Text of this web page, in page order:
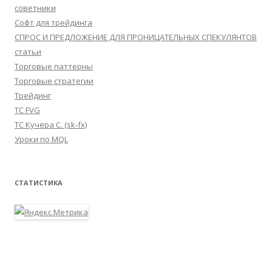
советники
Софт для трейдинга
СПРОС И ПРЕДЛОЖЕНИЕ ДЛЯ ПРОНИЦАТЕЛЬНЫХ СПЕКУЛЯНТОВ
статьи
Торговые паттерны
Торговые стратегии
Трейдинг
ТС FVG
ТС Кучера С. (sk-fx)
Уроки по MQL
СТАТИСТИКА